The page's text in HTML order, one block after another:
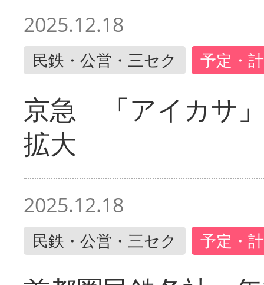
2025.12.18
民鉄・公営・三セク 予定・
京急 「アイカサ
拡大
2025.12.18
民鉄・公営・三セク 予定・